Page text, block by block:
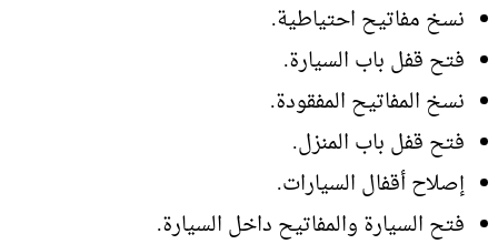
نسخ مفاتيح احتياطية.
فتح قفل باب السيارة.
نسخ المفاتيح المفقودة.
فتح قفل باب المنزل.
إصلاح أقفال السيارات.
فتح السيارة والمفاتيح داخل السيارة.